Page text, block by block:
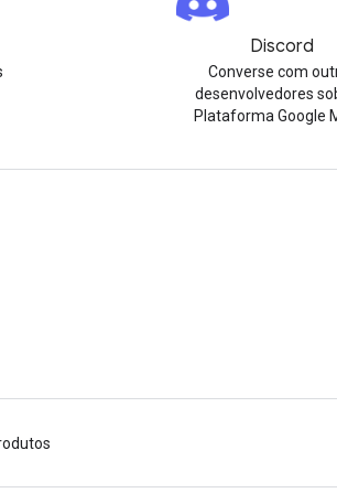
Discord
Converse com
desenvolvedores
Plataforma Google